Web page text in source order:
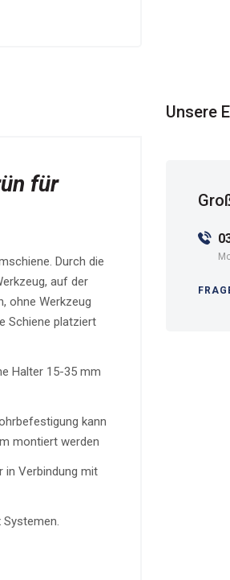
für
Durch die
auf der
ohne Werkzeug
Schiene platziert
Halter 15-35 mm
kann
montiert werden
in Verbindung mit
Unsere